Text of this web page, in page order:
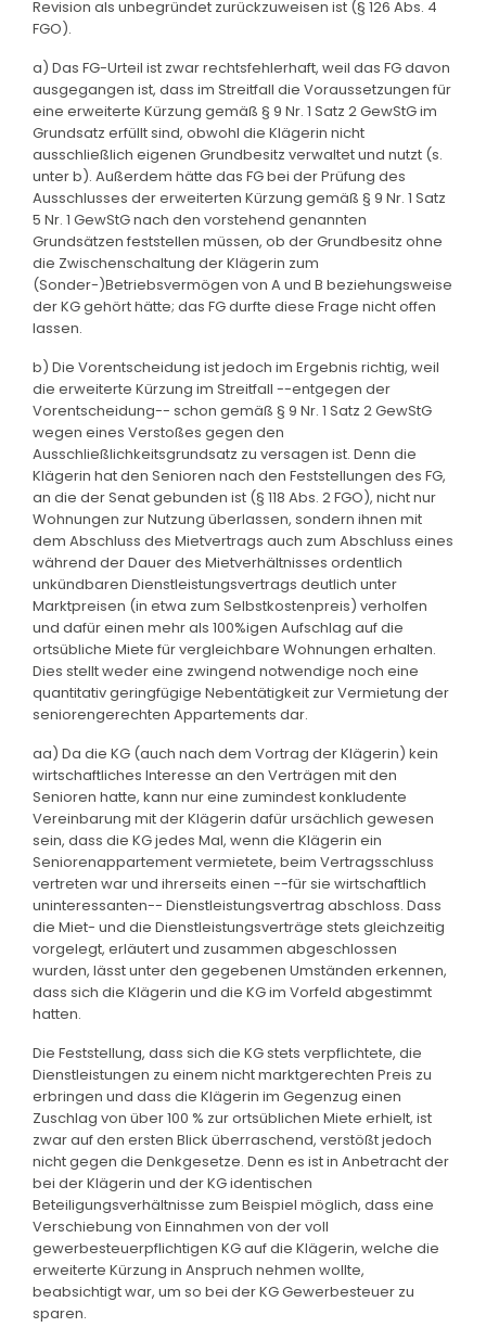
Revision als unbegründet zurückzuweisen ist (§ 126 Abs. 4
FGO).
a) Das FG-Urteil ist zwar rechtsfehlerhaft, weil das FG davon
ausgegangen ist, dass im Streitfall die Voraussetzungen für
eine erweiterte Kürzung gemäß § 9 Nr. 1 Satz 2 GewStG im
Grundsatz erfüllt sind, obwohl die Klägerin nicht
ausschließlich eigenen Grundbesitz verwaltet und nutzt (s.
unter b). Außerdem hätte das FG bei der Prüfung des
Ausschlusses der erweiterten Kürzung gemäß § 9 Nr. 1 Satz
5 Nr. 1 GewStG nach den vorstehend genannten
Grundsätzen feststellen müssen, ob der Grundbesitz ohne
die Zwischenschaltung der Klägerin zum
(Sonder-)Betriebsvermögen von A und B beziehungsweise
der KG gehört hätte; das FG durfte diese Frage nicht offen
lassen.
b) Die Vorentscheidung ist jedoch im Ergebnis richtig, weil
die erweiterte Kürzung im Streitfall --entgegen der
Vorentscheidung-- schon gemäß § 9 Nr. 1 Satz 2 GewStG
wegen eines Verstoßes gegen den
Ausschließlichkeitsgrundsatz zu versagen ist. Denn die
Klägerin hat den Senioren nach den Feststellungen des FG,
an die der Senat gebunden ist (§ 118 Abs. 2 FGO), nicht nur
Wohnungen zur Nutzung überlassen, sondern ihnen mit
dem Abschluss des Mietvertrags auch zum Abschluss eines
während der Dauer des Mietverhältnisses ordentlich
unkündbaren Dienstleistungsvertrags deutlich unter
Marktpreisen (in etwa zum Selbstkostenpreis) verholfen
und dafür einen mehr als 100%igen Aufschlag auf die
ortsübliche Miete für vergleichbare Wohnungen erhalten.
Dies stellt weder eine zwingend notwendige noch eine
quantitativ geringfügige Nebentätigkeit zur Vermietung der
seniorengerechten Appartements dar.
aa) Da die KG (auch nach dem Vortrag der Klägerin) kein
wirtschaftliches Interesse an den Verträgen mit den
Senioren hatte, kann nur eine zumindest konkludente
Vereinbarung mit der Klägerin dafür ursächlich gewesen
sein, dass die KG jedes Mal, wenn die Klägerin ein
Seniorenappartement vermietete, beim Vertragsschluss
vertreten war und ihrerseits einen --für sie wirtschaftlich
uninteressanten-- Dienstleistungsvertrag abschloss. Dass
die Miet- und die Dienstleistungsverträge stets gleichzeitig
vorgelegt, erläutert und zusammen abgeschlossen
wurden, lässt unter den gegebenen Umständen erkennen,
dass sich die Klägerin und die KG im Vorfeld abgestimmt
hatten.
Die Feststellung, dass sich die KG stets verpflichtete, die
Dienstleistungen zu einem nicht marktgerechten Preis zu
erbringen und dass die Klägerin im Gegenzug einen
Zuschlag von über 100 % zur ortsüblichen Miete erhielt, ist
zwar auf den ersten Blick überraschend, verstößt jedoch
nicht gegen die Denkgesetze. Denn es ist in Anbetracht der
bei der Klägerin und der KG identischen
Beteiligungsverhältnisse zum Beispiel möglich, dass eine
Verschiebung von Einnahmen von der voll
gewerbesteuerpflichtigen KG auf die Klägerin, welche die
erweiterte Kürzung in Anspruch nehmen wollte,
beabsichtigt war, um so bei der KG Gewerbesteuer zu
sparen.